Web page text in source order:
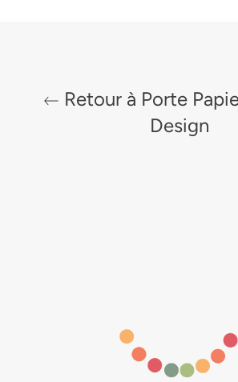
Retour à Porte
Design